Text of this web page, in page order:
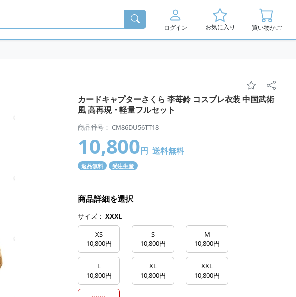
ログイン お気に入り 買い物かご
カードキャプターさくら 李苺鈴 コスプレ衣装 中国武術
風 高再現・軽量フルセット
商品番号： CM86DU56TT18
10,800円 送料無料
返品無料 受注生産
商品詳細を選択
サイズ： XXXL
XS
10,800円
S
10,800円
M
10,800円
L
10,800円
XL
10,800円
XXL
10,800円